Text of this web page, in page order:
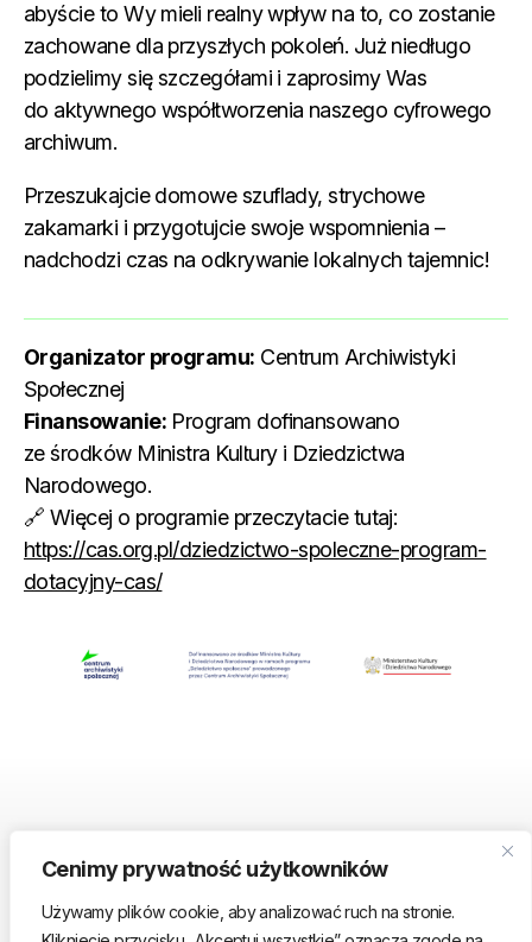
Cenimy prywatność użytkowników
Używamy plików cookie, aby analizować ruch na stronie.
abyście to Wy mieli realny wpływ na to, co zostanie
zachowane dla przyszłych pokoleń. Już niedługo
podzielimy się szczegółami i zaprosimy Was
do aktywnego współtworzenia naszego cyfrowego
archiwum.
Przeszukajcie domowe szuflady, strychowe
zakamarki i przygotujcie swoje wspomnienia –
nadchodzi czas na odkrywanie lokalnych tajemnic!
Organizator programu: Centrum Archiwistyki
Społecznej
Finansowanie:Program dofinansowano
ze środków Ministra Kultury i Dziedzictwa
Narodowego.
🔗 Więcej o programie przeczytacie tutaj:
https://cas.org.pl/dziedzictwo-spoleczne-program-
dotacyjny-cas/
Newsletter